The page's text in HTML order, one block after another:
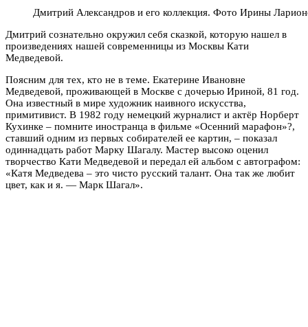
Дмитрий Александров и его коллекция. Фото Ирины
Дмитрий сознательно окружил себя сказкой, которую нашел в
произведениях нашей современницы из Москвы Кати
Медведевой.
Поясним для тех, кто не в теме. Екатерине Ивановне
Медведевой, проживающей в Москве с дочерью Ириной, 81 год.
Она известный в мире художник наивного искусства,
примитивист. В 1982 году немецкий журналист и актёр Норберт
Кухинке – помните иностранца в фильме «Осенний марафон»?,
ставший одним из первых собирателей ее картин, – показал
одиннадцать работ Марку Шагалу. Мастер высоко оценил
творчество Кати Медведевой и передал ей альбом с автографом:
«Катя Медведева – это чисто русский талант. Она так же любит
цвет, как и я. — Марк Шагал».